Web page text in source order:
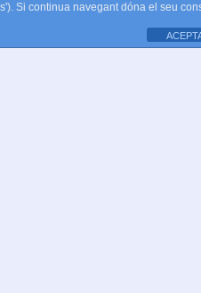
Si continua navegant dóna el seu